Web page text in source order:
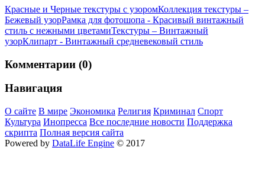
Красные и Черные текстуры с узоромКоллекция текстуры –
Бежевый узорРамка для фотошопа - Красивый винтажный
стиль с нежными цветамиТекстуры – Винтажный
узорКлипарт - Винтажный средневековый стиль
Комментарии (0)
Навигация
О сайте В мире Экономика Религия Криминал Спорт
Культура Инопресса Все последние новости Поддержка
скрипта Полная версия сайта
Powered by DataLife Engine © 2017